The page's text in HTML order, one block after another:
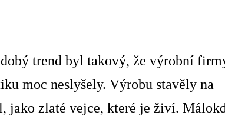
trend byl takový, že výrobní
moc neslyšely. Výrobu stavěly na
jako zlaté vejce, které je živí.